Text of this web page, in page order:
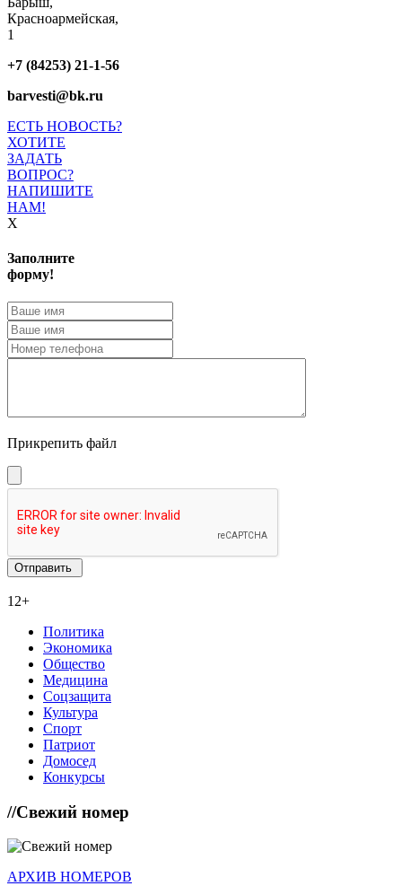
Красноармейская,
1
+7 (84253) 21-1-56
barvesti@bk.ru
ЕСТЬ НОВОСТЬ?
ХОТИТЕ
ЗАДАТЬ
ВОПРОС?
НАПИШИТЕ
НАМ!
X
Заполните
форму!
Прикрепить файл
12+
Политика
Экономика
Общество
Медицина
Соцзащита
Культура
Спорт
Патриот
Домосед
Конкурсы
//Свежий номер
АРХИВ НОМЕРОВ